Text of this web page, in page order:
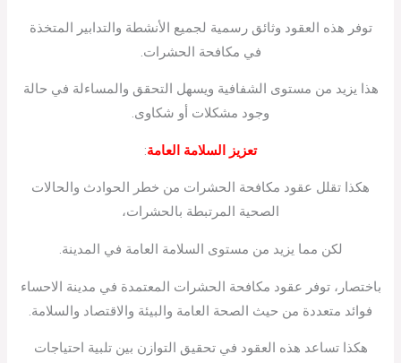
توفر هذه العقود وثائق رسمية لجميع الأنشطة والتدابير المتخذة
في مكافحة الحشرات.
هذا يزيد من مستوى الشفافية ويسهل التحقق والمساءلة في حالة
وجود مشكلات أو شكاوى.
تعزيز السلامة العامة:
هكذا تقلل عقود مكافحة الحشرات من خطر الحوادث والحالات
الصحية المرتبطة بالحشرات،
لكن مما يزيد من مستوى السلامة العامة في المدينة.
باختصار، توفر عقود مكافحة الحشرات المعتمدة في مدينة الاحساء
فوائد متعددة من حيث الصحة العامة والبيئة والاقتصاد والسلامة.
هكذا تساعد هذه العقود في تحقيق التوازن بين تلبية احتياجات